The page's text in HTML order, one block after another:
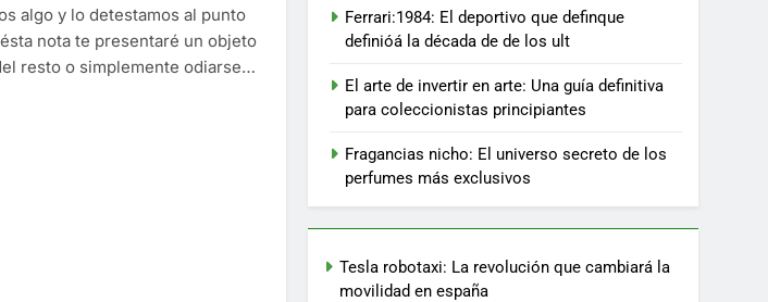
algo y lo detestamos al punto
nota te presentaré un objeto
resto o simplemente odiarse…
Ferrari:1984: El deportivo que definque
definióá la década de de los ult
El arte de invertir en arte: Una guía definitiva
para coleccionistas principiantes
Fragancias nicho: El universo secreto de los
perfumes más exclusivos
Tesla robotaxi: La revolución que cambiará la
movilidad en españa